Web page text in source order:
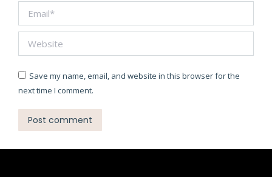
Email *
Website
Save my name, email, and website in this browser for the
next time I comment.
Post comment